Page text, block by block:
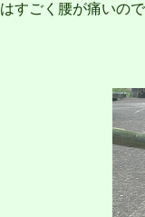
はすごく腰が痛いので